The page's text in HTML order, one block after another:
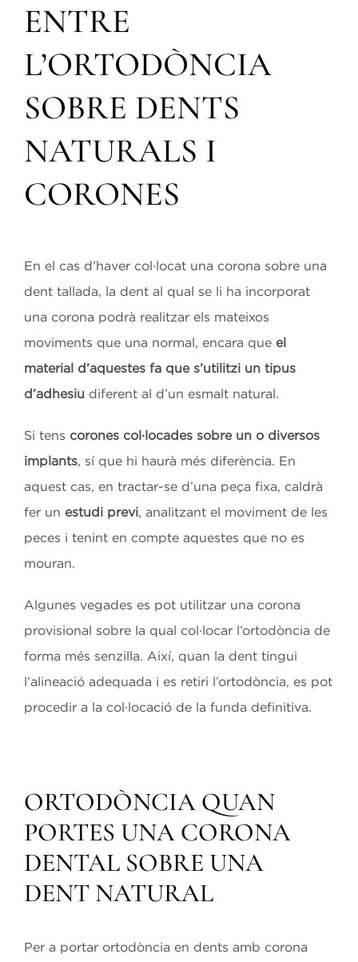
ENTRE
L’ORTODÒNCIA
SOBRE DENTS
NATURALS I
CORONES
En el cas d’haver col·locat una corona sobre una
dent tallada, la dent al qual se li ha incorporat
una corona podrà realitzar els mateixos
moviments que una normal, encara que el
material d’aquestes fa que s’utilitzi un tipus
d’adhesiu diferent al d’un esmalt natural.
Si tens corones col·locades sobre un o diversos
implants, sí que hi haurà més diferència. En
aquest cas, en tractar-se d’una peça fixa, caldrà
fer un estudi previ, analitzant el moviment de les
peces i tenint en compte aquestes que no es
mouran.
Algunes vegades es pot utilitzar una corona
provisional sobre la qual col·locar l’ortodòncia de
forma més senzilla. Així, quan la dent tingui
l’alineació adequada i es retiri l’ortodòncia, es pot
procedir a la col·locació de la funda definitiva.
ORTODÒNCIA QUAN
PORTES UNA CORONA
DENTAL SOBRE UNA
DENT NATURAL
Per a portar ortodòncia en dents amb corona